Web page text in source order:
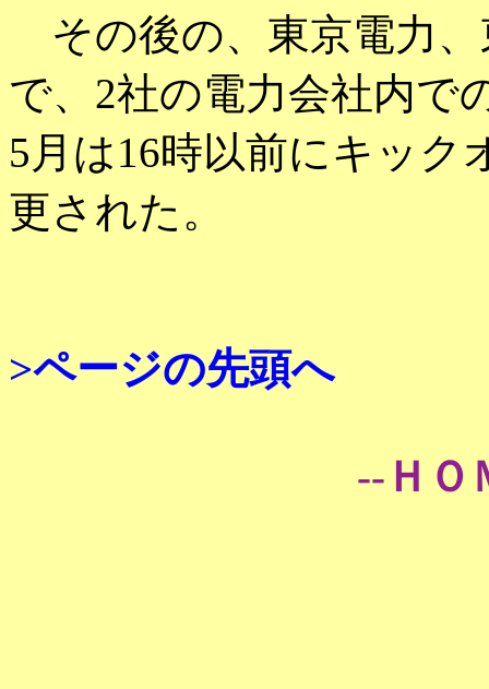
その後の、東京電力、
で、2社の電力会社内で
5月は16時以前にキック
更された。
>ページの先頭へ
--ＨＯ